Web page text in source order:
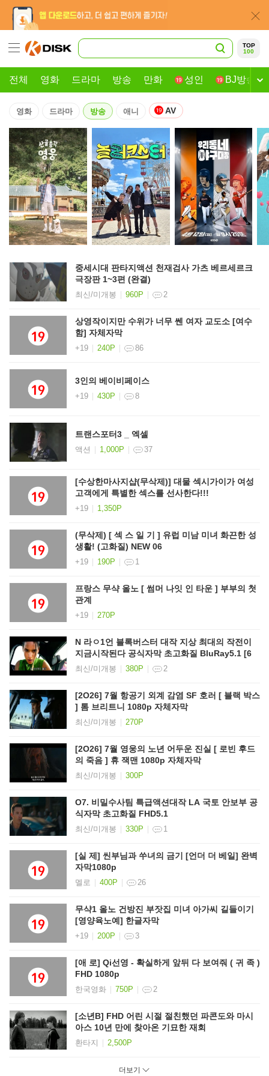
TOP
100
전체 영화 드라마 방송 만화 성인 BJ방송
영화 드라마 방송 애니 AV
중세시대 판타지액션 천재검사 가츠 베르세르크
극장판 1~3편 (완결)
최신/미개봉 960P 2
상영작이지만 수위가 너무 쎈 여자 교도소 [여수
함] 자체자막
+19 240P 86
3인의 베이비페이스
+19 430P 8
트랜스포터3 _ 엑셀
액션 1,000P 37
[수상한마사지샵(무삭제)] 대물 섹시가이가 여성
고객에게 특별한 섹스를 선사한다!!!
+19 1,350P
(무삭제) [ 섹 스 일 기 ] 유럽 미남 미녀 화끈한 성
생활! (고화질) NEW 06
+19 190P 1
프랑스 무샥 올노 [ 썸머 나잇 인 타운 ] 부부의 첫
관계
+19 270P
N 라ㅇ1언 블록버스터 대작 지상 최대의 작전이
지금시작된다 공식자막 초고화질 BluRay5.1 [6
최신/미개봉 380P 2
[2O26] 7월 항공기 외계 감염 SF 호러 [ 블랙 박스
] 톰 브리트니 1080p 자체자막
최신/미개봉 270P
[2O26] 7월 영웅의 노년 어두운 진실 [ 로빈 후드
의 죽음 ] 휴 잭맨 1080p 자체자막
최신/미개봉 300P
O7. 비밀수사팀 특급액션대작 LA 국토 안보부 공
식자막 초고화질 FHD5.1
최신/미개봉 330P 1
[실 제] 씬부님과 쑤녀의 금기 [언더 더 베일] 완벽
자막1080p
멜로 400P 26
무샥1 올노 건방진 부잣집 미녀 아가씨 길들이기
[영양육노예] 한글자막
+19 200P 3
[애 로] Qi선영 - 확실하게 앞뒤 다 보여줘 ( 귀 족 )
FHD 1080p
한국영화 750P 2
[소년B] FHD 어린 시절 절친했던 파콘도와 마시
아스 10년 만에 찾아온 기묘한 재회
환타지 2,500P
더보기